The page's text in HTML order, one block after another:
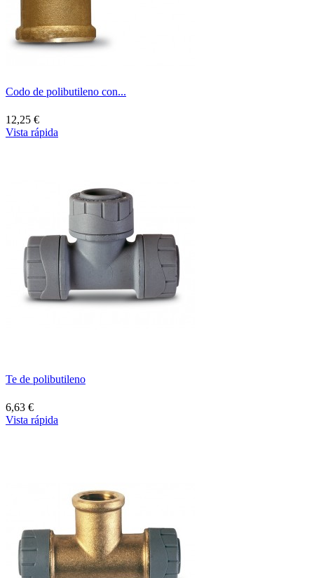
Codo de polibutileno con...
12,25 €
Vista rápida
Te de polibutileno
6,63 €
Vista rápida